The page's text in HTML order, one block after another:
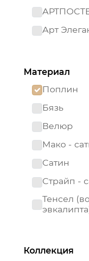
Арт
Материал
Поплин
Бязь
Велюр
Мако -
Сатин
Страйп -
Тенсел
Коллекция